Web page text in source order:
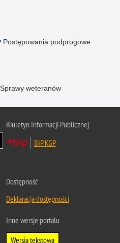
Postępowania podprogowe
Sprawy weteranów
Biuletyn Informacji Publicznej
BIP KGP
Dostępność
Deklaracja dostępności
Inne wersje portalu
Wersja tekstowa